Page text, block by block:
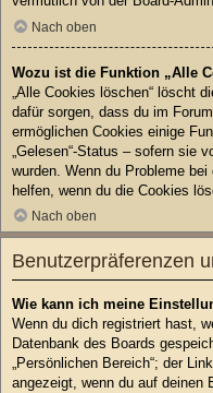
Nach oben
Wozu ist die Funktion „Alle
„Alle Cookies löschen“ löscht
dafür sorgen, dass du im
ermöglichen Cookies einige
„Gelesen“-Status – sofern sie
wurden. Wenn du Probleme
helfen, wenn du die Cookies
Nach oben
Benutzerpräferenzen
Wie kann ich meine
Wenn du dich registriert hast,
Datenbank des Boards
„Persönlichen Bereich“; der
angezeigt, wenn du auf deinen